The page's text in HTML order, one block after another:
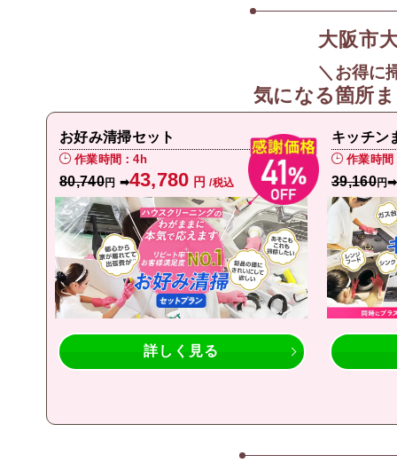
大阪市
＼お得に
気になる箇所
お好み清掃セット
作業時間：4h
80,740円 ➡43,780 円 /税込
詳しく見る
キッチン
作業時間
39,160円➡